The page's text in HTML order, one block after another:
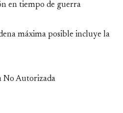
en tiempo de guerra
máxima posible incluye la
No Autorizada